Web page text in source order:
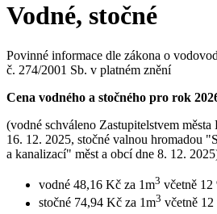
Vodné, stočné
Povinné informace dle zákona o
č. 274/2001 Sb. v platném znění
Cena vodného a stočného pro rok
(vodné schváleno Zastupitelstvem
16. 12. 2025, stočné valnou hromadou
a kanalizací" měst a obcí dne 8. 12.
vodné 48,16 Kč za 1m3 včetně
stočné 74,94 Kč za 1m3 včetně